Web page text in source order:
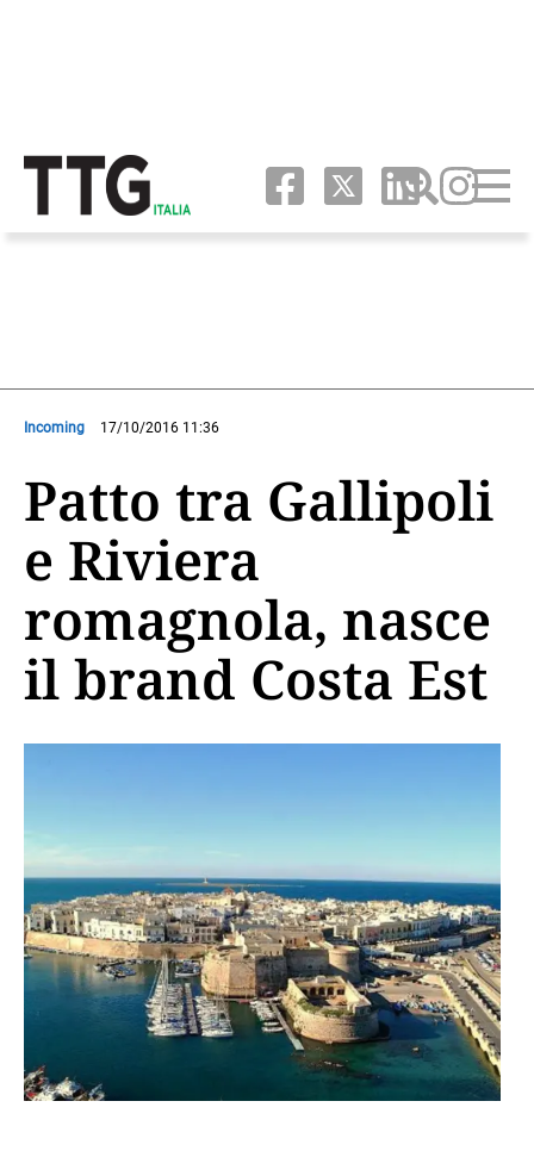
Incoming 17/10/2016 11:36
Patto tra Gallipoli
e Riviera
romagnola, nasce
il brand Costa Est